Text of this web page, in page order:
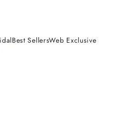
Best SellersWeb Exclusive